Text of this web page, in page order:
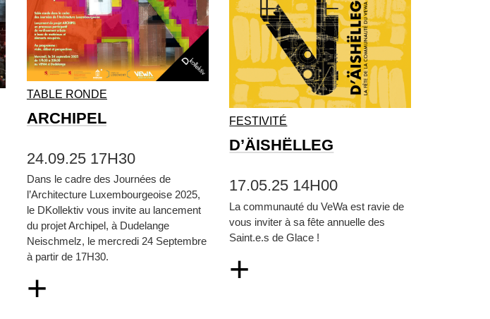
TABLE RONDE
ARCHIPEL
24.09.25 17H30
Dans le cadre des Journées de
l’Architecture Luxembourgeoise 2025,
le DKollektiv vous invite au lancement
du projet Archipel, à Dudelange
Neischmelz, le mercredi 24 Septembre
à partir de 17H30.
+
FESTIVITÉ
D’ÄISHËLLEG
17.05.25 14H00
La communauté du VeWa est ravie de
vous inviter à sa fête annuelle des
Saint.e.s de Glace !
+